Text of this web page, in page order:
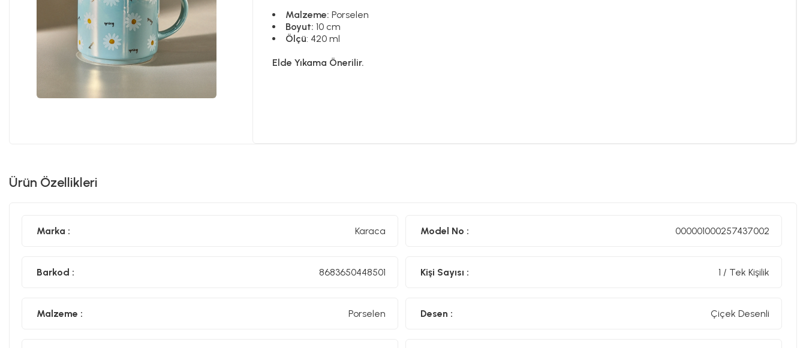
Malzeme:Porselen
Boyut: 10 cm
Ölçü: 420 ml
Elde Yıkama Önerilir.
Ürün Özellikleri
Marka : Karaca Model No : 000001000257437002
Barkod : 8683650448501 Kişi Sayısı : 1 / Tek Kişilik
Malzeme : Porselen Desen : Çiçek Desenli